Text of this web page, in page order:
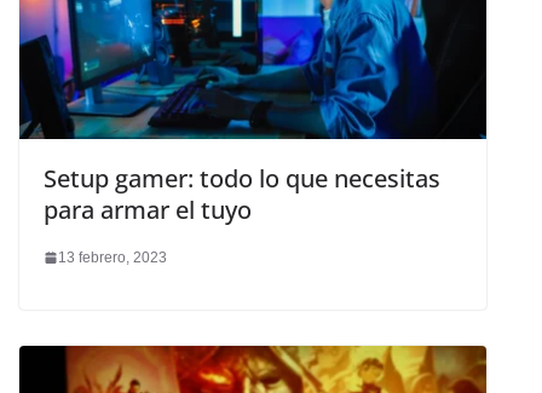
Setup gamer: todo lo que necesitas
para armar el tuyo
13 febrero, 2023